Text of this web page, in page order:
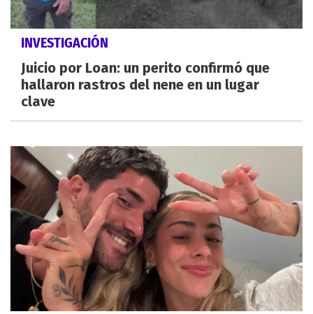
INVESTIGACIÓN
Juicio por Loan: un perito confirmó que
hallaron rastros del nene en un lugar
clave